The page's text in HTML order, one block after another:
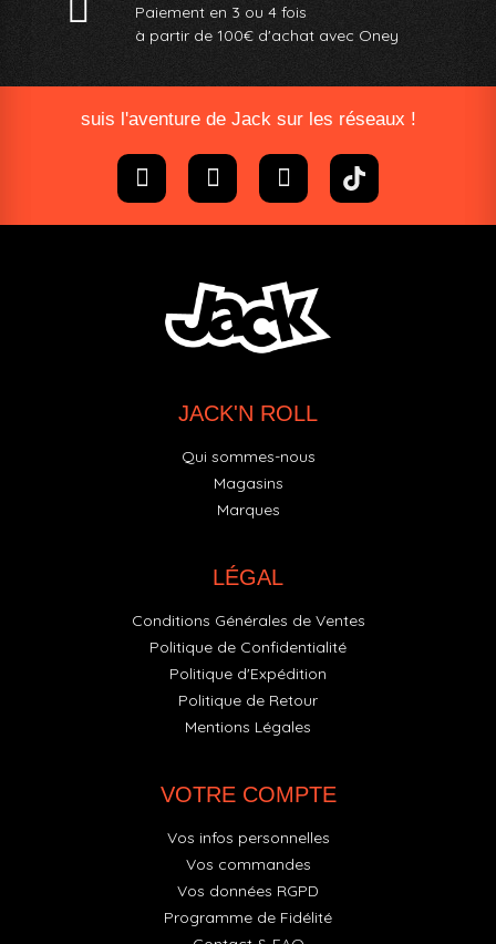
Paiement en 3 ou 4 fois
à partir de 100€ d'achat avec Oney​
suis l'aventure de Jack sur les réseaux !
JACK'N ROLL
Qui sommes-nous
Magasins
Marques
LÉGAL
Conditions Générales de Ventes
Politique de Confidentialité
Politique d'Expédition
Politique de Retour
Mentions Légales
VOTRE COMPTE
Vos infos personnelles
Vos commandes
Vos données RGPD
Programme de Fidélité